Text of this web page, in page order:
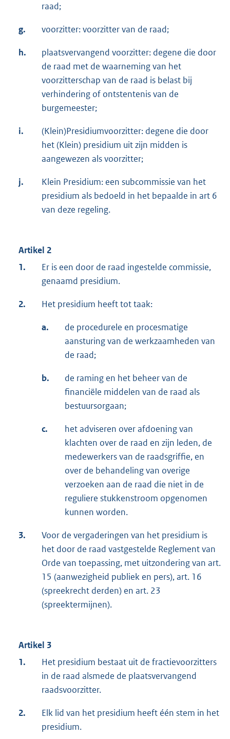
raad;
g. voorzitter: voorzitter van de raad;
h.
plaatsvervangend voorzitter: degene die door
de raad met de waarneming van het
voorzitterschap van de raad is belast bij
verhindering of ontstentenis van de
burgemeester;
i.
(Klein)Presidiumvoorzitter: degene die door
het (Klein) presidium uit zijn midden is
aangewezen als voorzitter;
j.
Klein Presidium: een subcommissie van het
presidium als bedoeld in het bepaalde in art 6
van deze regeling.
Artikel 2
1.
Er is een door de raad ingestelde commissie,
genaamd presidium.
2. Het presidium heeft tot taak:
a.
de procedurele en procesmatige
aansturing van de werkzaamheden van
de raad;
b.
de raming en het beheer van de
financiële middelen van de raad als
bestuursorgaan;
c.
het adviseren over afdoening van
klachten over de raad en zijn leden, de
medewerkers van de raadsgriffie, en
over de behandeling van overige
verzoeken aan de raad die niet in de
reguliere stukkenstroom opgenomen
kunnen worden.
3.
Voor de vergaderingen van het presidium is
het door de raad vastgestelde Reglement van
Orde van toepassing, met uitzondering van art.
15 (aanwezigheid publiek en pers), art. 16
(spreekrecht derden) en art. 23
(spreektermijnen).
Artikel 3
1.
Het presidium bestaat uit de fractievoorzitters
in de raad alsmede de plaatsvervangend
raadsvoorzitter.
2.
Elk lid van het presidium heeft één stem in het
presidium.